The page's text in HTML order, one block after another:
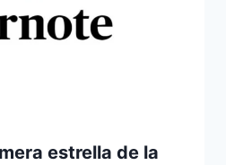
estrella de la